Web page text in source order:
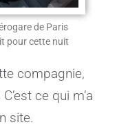
de Paris
pour cette nuit
compagnie,
ce qui m’a
site.